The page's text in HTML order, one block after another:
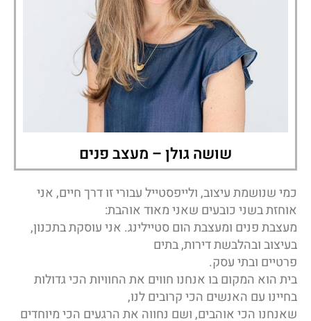
שושה גולן – מעצב פנים
כמי שנושמת עיצוב, ולייפסטייל עבורי זו דרך חיים, אני
אוחזת בשני כובעים שאני מאוד אוהבת:
מעצבת פנים ומעצבת הום סטיילינג. אני עוסקת בתכנון,
בעיצוב ובהלבשת דירות, בתים
פרטיים ובתי עסק.
בית הוא המקום בו אנחנו חווים את החוויות הכי גדולות
בחיינו עם האנשים הכי קרובים לנו,
שאנחנו הכי אוהבים, ושם נחווה את הרגעים הכי מיוחדים